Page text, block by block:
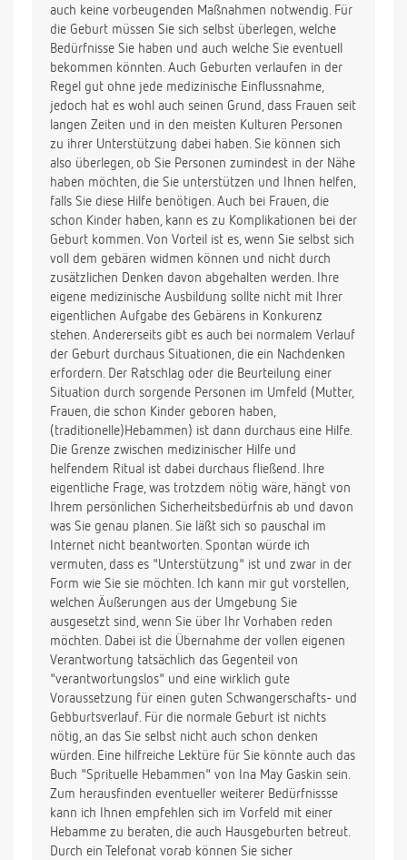
auch keine vorbeugenden Maßnahmen notwendig. Für
die Geburt müssen Sie sich selbst überlegen, welche
Bedürfnisse Sie haben und auch welche Sie eventuell
bekommen könnten. Auch Geburten verlaufen in der
Regel gut ohne jede medizinische Einflussnahme,
jedoch hat es wohl auch seinen Grund, dass Frauen seit
langen Zeiten und in den meisten Kulturen Personen
zu ihrer Unterstützung dabei haben. Sie können sich
also überlegen, ob Sie Personen zumindest in der Nähe
haben möchten, die Sie unterstützen und Ihnen helfen,
falls Sie diese Hilfe benötigen. Auch bei Frauen, die
schon Kinder haben, kann es zu Komplikationen bei der
Geburt kommen. Von Vorteil ist es, wenn Sie selbst sich
voll dem gebären widmen können und nicht durch
zusätzlichen Denken davon abgehalten werden. Ihre
eigene medizinische Ausbildung sollte nicht mit Ihrer
eigentlichen Aufgabe des Gebärens in Konkurenz
stehen. Andererseits gibt es auch bei normalem Verlauf
der Geburt durchaus Situationen, die ein Nachdenken
erfordern. Der Ratschlag oder die Beurteilung einer
Situation durch sorgende Personen im Umfeld (Mutter,
Frauen, die schon Kinder geboren haben,
(traditionelle)Hebammen) ist dann durchaus eine Hilfe.
Die Grenze zwischen medizinischer Hilfe und
helfendem Ritual ist dabei durchaus fließend. Ihre
eigentliche Frage, was trotzdem nötig wäre, hängt von
Ihrem persönlichen Sicherheitsbedürfnis ab und davon
was Sie genau planen. Sie läßt sich so pauschal im
Internet nicht beantworten. Spontan würde ich
vermuten, dass es "Unterstützung" ist und zwar in der
Form wie Sie sie möchten. Ich kann mir gut vorstellen,
welchen Äußerungen aus der Umgebung Sie
ausgesetzt sind, wenn Sie über Ihr Vorhaben reden
möchten. Dabei ist die Übernahme der vollen eigenen
Verantwortung tatsächlich das Gegenteil von
"verantwortungslos" und eine wirklich gute
Voraussetzung für einen guten Schwangerschafts- und
Gebburtsverlauf. Für die normale Geburt ist nichts
nötig, an das Sie selbst nicht auch schon denken
würden. Eine hilfreiche Lektüre für Sie könnte auch das
Buch "Sprituelle Hebammen" von Ina May Gaskin sein.
Zum herausfinden eventueller weiterer Bedürfnissse
kann ich Ihnen empfehlen sich im Vorfeld mit einer
Hebamme zu beraten, die auch Hausgeburten betreut.
Durch ein Telefonat vorab können Sie sicher